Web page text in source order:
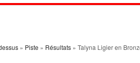
» Piste » Résultats» Talyna Ligier en